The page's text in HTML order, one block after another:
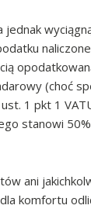
(choć
1 pkt 1
stanowi
ani
komfortu